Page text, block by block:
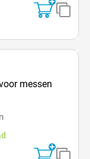
van 0 van 5 sterren
messen